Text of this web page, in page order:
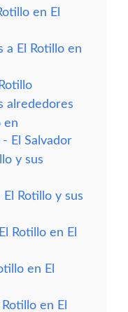
en El
a El Rotillo en
alrededores
en
El Salvador
y sus
Rotillo y sus
Rotillo en El
en El
en El